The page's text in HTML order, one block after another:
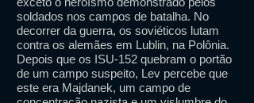
soldados nos campos de batalha. No
decorrer da guerra, os soviéticos lutam
contra os alemães em Lublin, na Polônia.
Depois que os ISU-152 quebram o portão
de um campo suspeito, Lev percebe que
este era Majdanek, um campo de